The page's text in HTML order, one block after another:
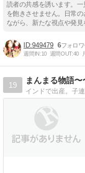
読者の共感を誘います。
を飽きさせません。日常
ながら、新たな視点や発見
949479 6
週間IN:10 週間OUT:40
19
まんまる物語